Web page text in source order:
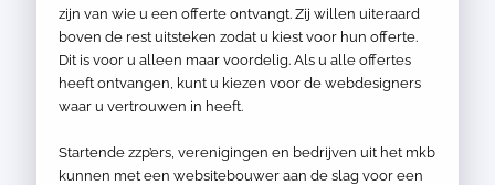
zijn van wie u een offerte ontvangt. Zij willen uiteraard
boven de rest uitsteken zodat u kiest voor hun offerte.
Dit is voor u alleen maar voordelig. Als u alle offertes
heeft ontvangen, kunt u kiezen voor de webdesigners
waar u vertrouwen in heeft.
Startende zzp’ers, verenigingen en bedrijven uit het mkb
kunnen met een websitebouwer aan de slag voor een